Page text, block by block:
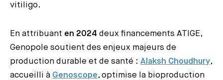
vitiligo.
En attribuant en 2024 deux financements ATIGE,
Genopole soutient des enjeux majeurs de
production durable et de santé : Alaksh Choudhury,
accueilli à Genoscope, optimise la bioproduction